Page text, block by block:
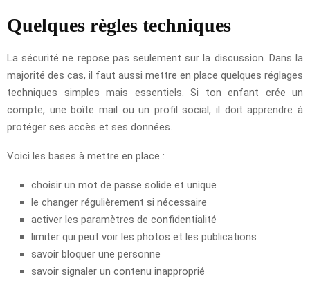
Quelques règles techniques
La sécurité ne repose pas seulement sur la discussion. Dans la
majorité des cas, il faut aussi mettre en place quelques réglages
techniques simples mais essentiels. Si ton enfant crée un
compte, une boîte mail ou un profil social, il doit apprendre à
protéger ses accès et ses données.
Voici les bases à mettre en place :
choisir un mot de passe solide et unique
le changer régulièrement si nécessaire
activer les paramètres de confidentialité
limiter qui peut voir les photos et les publications
savoir bloquer une personne
savoir signaler un contenu inapproprié